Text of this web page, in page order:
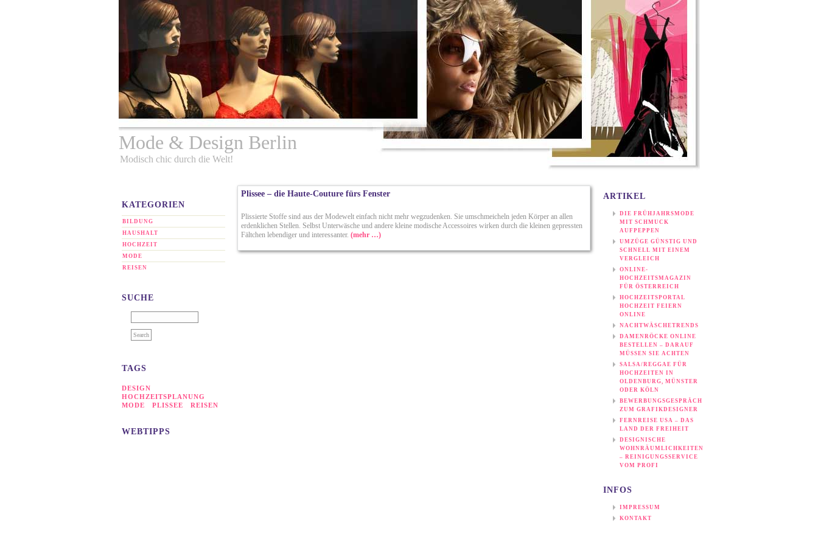
Mode & Design Berlin
Modisch chic durch die Welt!
KATEGORIEN
BILDUNG
HAUSHALT
HOCHZEIT
MODE
REISEN
SUCHE
TAGS
DESIGN
HOCHZEITSPLANUNG
MODE PLISSEE REISEN
WEBTIPPS
Plissee – die Haute-Couture fürs Fenster
Plissierte Stoffe sind aus der Modewelt einfach nicht mehr wegzudenken. Sie umschmeicheln jeden Körper an allen
erdenklichen Stellen. Selbst Unterwäsche und andere kleine modische Accessoires wirken durch die kleinen gepressten
Fältchen lebendiger und interessanter. (mehr …)
ARTIKEL
DIE FRÜHJAHRSMODE
MIT SCHMUCK
AUFPEPPEN
UMZÜGE GÜNSTIG UND
SCHNELL MIT EINEM
VERGLEICH
ONLINE-
HOCHZEITSMAGAZIN
FÜR ÖSTERREICH
HOCHZEITSPORTAL
HOCHZEIT FEIERN
ONLINE
NACHTWÄSCHETRENDS
DAMENRÖCKE ONLINE
BESTELLEN – DARAUF
MÜSSEN SIE ACHTEN
SALSA/REGGAE FÜR
HOCHZEITEN IN
OLDENBURG, MÜNSTER
ODER KÖLN
BEWERBUNGSGESPRÄCH
ZUM GRAFIKDESIGNER
FERNREISE USA – DAS
LAND DER FREIHEIT
DESIGNISCHE
WOHNRÄUMLICHKEITEN
– REINIGUNGSSERVICE
VOM PROFI
INFOS
IMPRESSUM
KONTAKT